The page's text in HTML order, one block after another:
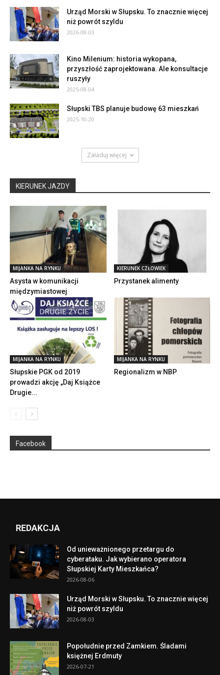
Urząd Morski w Słupsku. To znacznie więcej
niż powrót szyldu
2026-08-03
Kino Milenium: historia wykopana,
przyszłość zaprojektowana. Ale konsultacje
ruszyły
2025-08-04
Słupski TBS planuje budowę 63 mieszkań
2025-10-20
Załaduj więcej
KIERUNEK JAZDY
MIJANKA NA RYNKU
Asysta w komunikacji
międzymiastowej
KIERUNEK CZŁOWIEK
Przystanek alimenty
MIJANKA NA RYNKU
Słupskie PGK od 2019
prowadzi akcję „Daj Książce
Drugie...
MIJANKA NA RYNKU
Regionalizm w NBP
Facebook
REDAKCJA
Od unieważnionego przetargu do
cyberataku. Jak wybierano operatora
Słupskiej Karty Mieszkańca?
2026-08-06
Urząd Morski w Słupsku. To znacznie więcej
niż powrót szyldu
2026-08-03
Popołudnie przed Zamkiem. Śladami
księżnej Erdmuty
2026-07-21